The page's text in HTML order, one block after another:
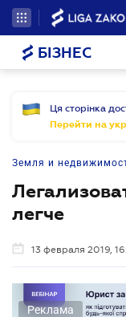
БІЗНЕС
Ця сторінка
Перейти на
Земля и
легче
13 февраля 2019,
Реклама